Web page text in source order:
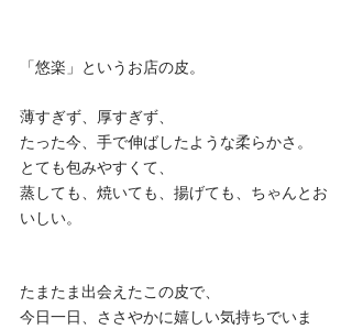
「悠楽」というお店の皮。
薄すぎず、厚すぎず、
たった今、手で伸ばしたような柔らかさ。
とても包みやすくて、
蒸しても、焼いても、揚げても、ちゃんとお
いしい。
たまたま出会えたこの皮で、
今日一日、ささやかに嬉しい気持ちでいま